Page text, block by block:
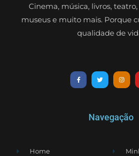
Cinema, música, livros,
museus e muito mais. Porque
qualidade de
Navegação
Home